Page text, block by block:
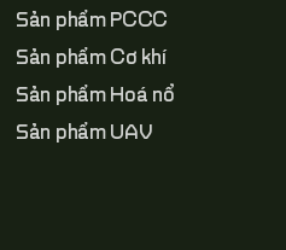
Sản phẩm PCCC
Sản phẩm Cơ khí
Sản phẩm Hoá nổ
Sản phẩm UAV